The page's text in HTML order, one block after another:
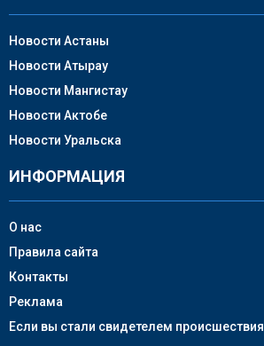
Новости Астаны
Новости Атырау
Новости Мангистау
Новости Актобе
Новости Уральска
ИНФОРМАЦИЯ
О нас
Правила сайта
Контакты
Реклама
Если вы стали свидетелем происшествия